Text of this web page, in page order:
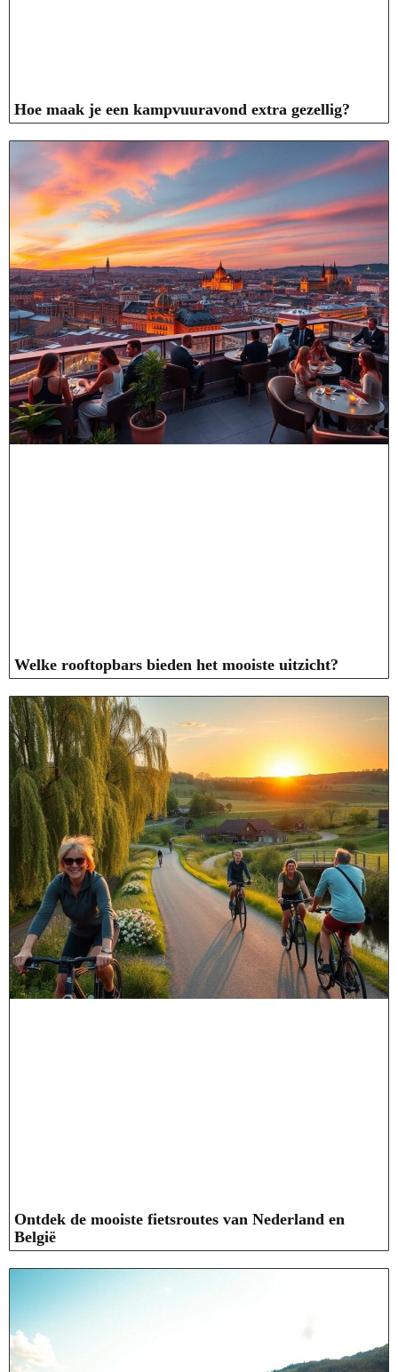
Hoe maak je een kampvuuravond extra gezellig?
Welke rooftopbars bieden het mooiste uitzicht?
Ontdek de mooiste fietsroutes van Nederland en
België